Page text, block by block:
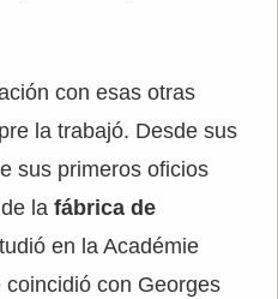
con esas otras
la trabajó. Desde sus
sus primeros oficios
la fábrica de
en la Académie
con Georges